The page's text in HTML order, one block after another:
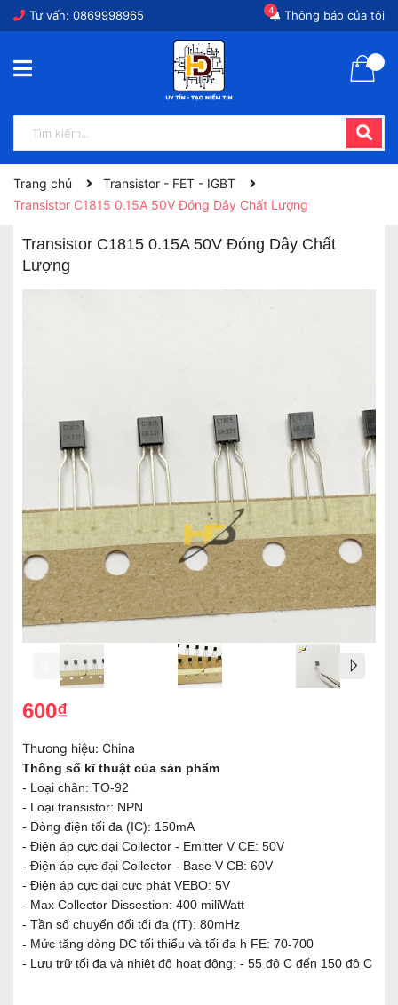
Tư vấn: 0869998965 Thông báo của tôi
4
Trang chủ
Transistor - FET - IGBT
Transistor C1815 0.15A 50V Đóng Dây Chất Lượng
Transistor C1815 0.15A 50V Đóng Dây Chất
Lượng
600₫
Thương hiệu: China
Thông số kĩ thuật của sản phẩm
- Loại chân: TO-92
- Loại transistor: NPN
- Dòng điện tối đa (IC): 150mA
- Điện áp cực đại Collector - Emitter V CE: 50V
- Điện áp cực đại Collector - Base V CB: 60V
- Điện áp cực đại cực phát VEBO: 5V
- Max Collector Dissestion: 400 miliWatt
- Tần số chuyển đổi tối đa (fT): 80mHz
- Mức tăng dòng DC tối thiểu và tối đa h FE: 70-700
- Lưu trữ tối đa và nhiệt độ hoạt động: - 55 độ C đến 150 độ C